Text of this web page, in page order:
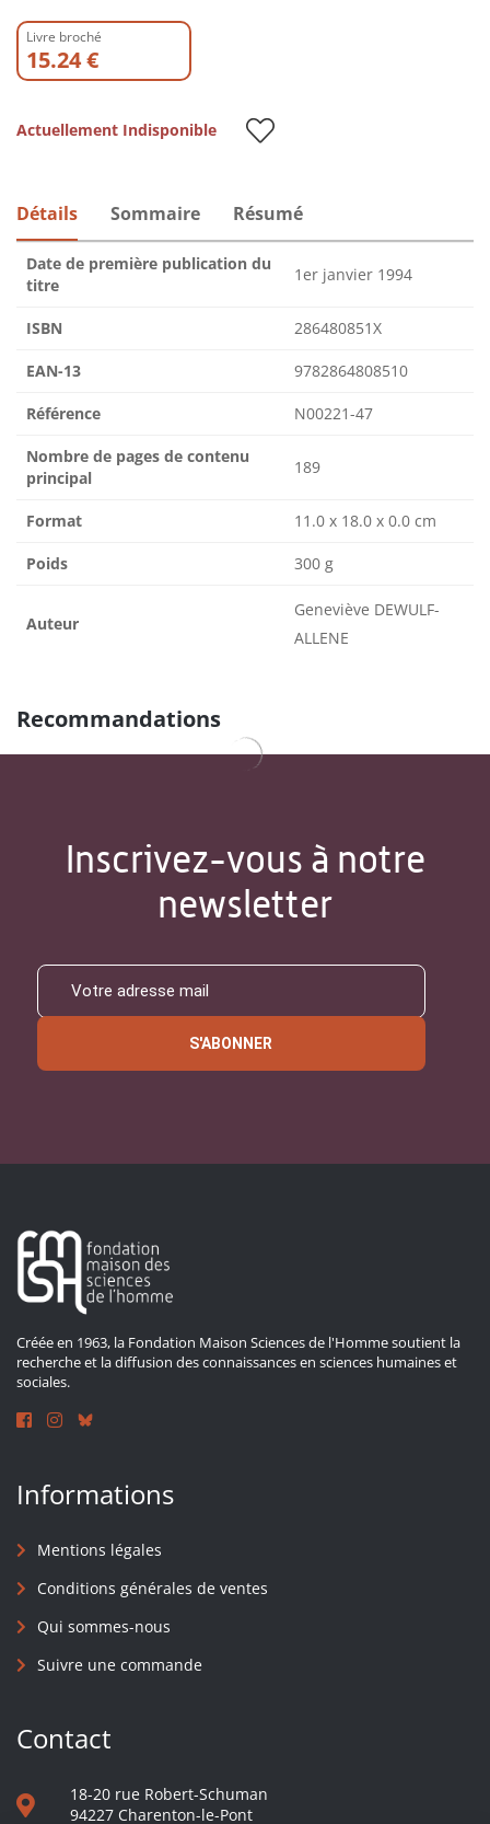
Livre broché
15.24 €
Actuellement Indisponible
Détails Sommaire Résumé
Date de première publication du
titre
1er janvier 1994
ISBN 286480851X
EAN-13 9782864808510
Référence N00221-47
Nombre de pages de contenu
principal
189
Format 11.0 x 18.0 x 0.0 cm
Poids 300 g
Auteur
Geneviève DEWULF-
ALLENE
Recommandations
Inscrivez-vous à notre
newsletter
S'ABONNER
Créée en 1963, la Fondation Maison Sciences de l'Homme soutient la
recherche et la diffusion des connaissances en sciences humaines et
sociales.
Informations
Mentions légales
Conditions générales de ventes
Qui sommes-nous
Suivre une commande
Contact
18-20 rue Robert-Schuman
94227 Charenton-le-Pont